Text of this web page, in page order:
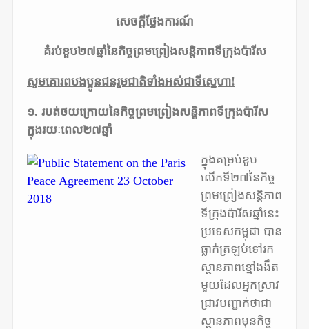
សេចក្តីថ្លែងការណ៍
គំរប់ខួប២៧ឆ្នាំនៃកិច្ចព្រមព្រៀងសន្តិភាពទីក្រុងប៉ារីស
សូមគោរពបងប្អូនជនរួមជាតិទាំងអស់ជាទីស្នេហា!
១. របត់ថយក្រោយនៃកិច្ចព្រមព្រៀងសន្តិភាពទីក្រុងប៉ារីស
ក្នុងរយៈពេល២៧ឆ្នាំ
ក្នុងគម្រប់ខួប
លើកទី២៧នៃកិច្ច
ព្រមព្រៀងសន្តិភាព
ទីក្រុងប៉ារីសឆ្នាំនេះ
ប្រទេសកម្ពុជា បាន
ធ្លាក់ត្រឡប់ទៅរក
ស្ថានភាពខ្មៅងងឹត
មួយដែលអ្នកស្រាវ
ជ្រាវបញ្ជាក់ថាជា
ស្ថានភាពមុនកិច្ច